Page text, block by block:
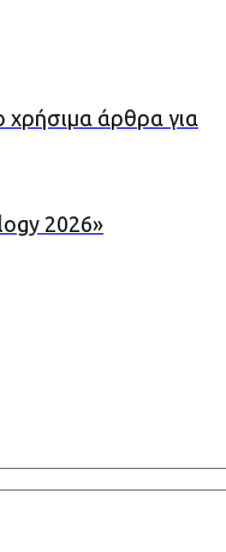
χρήσιμα άρθρα για
2026»